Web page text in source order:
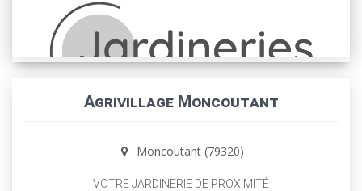
Agrivillage Moncoutant
Moncoutant (79320)
VOTRE JARDINERIE DE PROXIMITÉ